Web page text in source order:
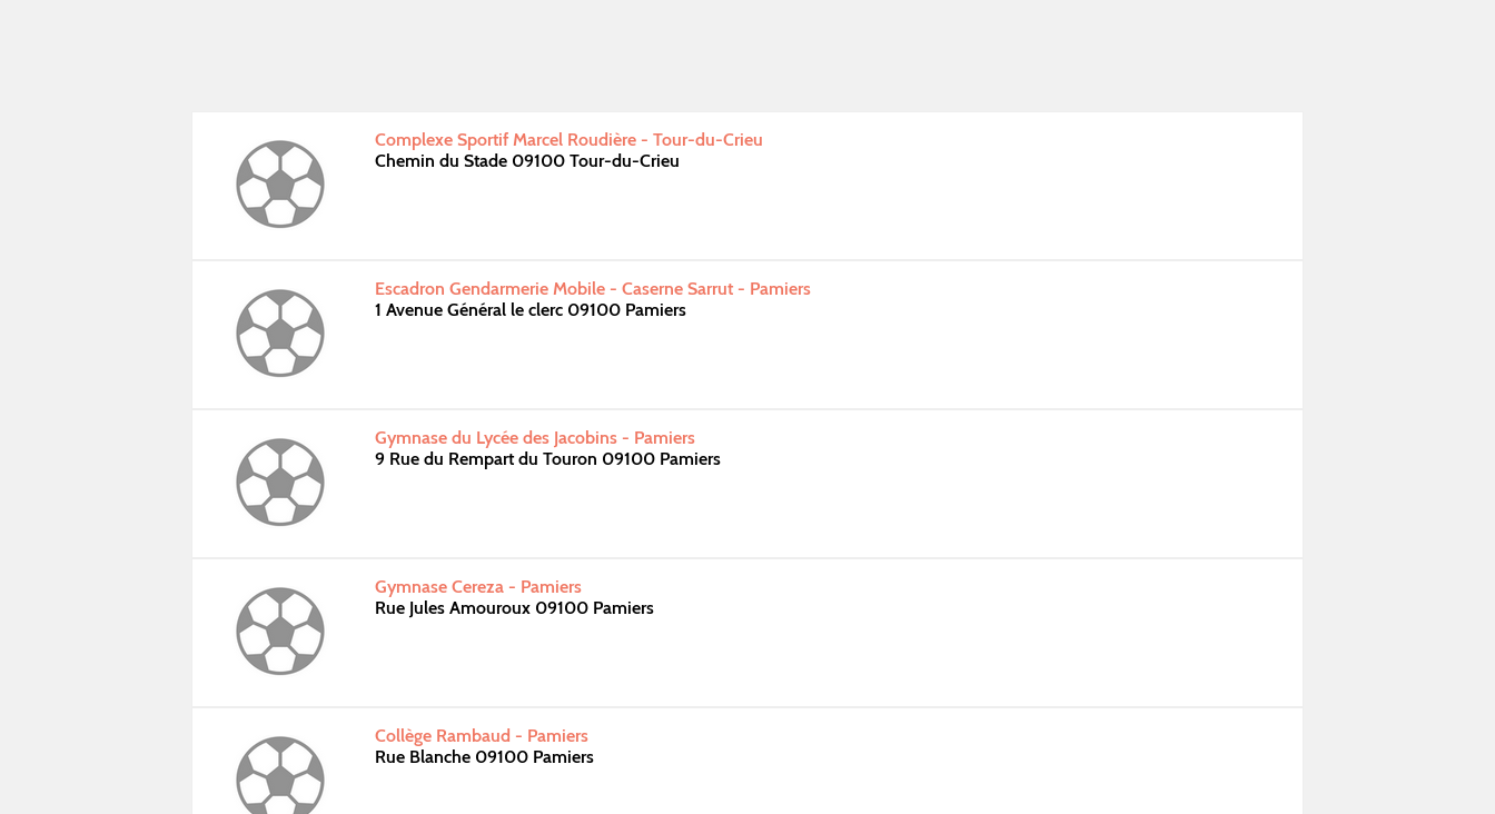
Complexe Sportif Marcel Roudière - Tour-du-Crieu
Chemin du Stade 09100 Tour-du-Crieu
Escadron Gendarmerie Mobile - Caserne Sarrut - Pamiers
1 Avenue Général le clerc 09100 Pamiers
Gymnase du Lycée des Jacobins - Pamiers
9 Rue du Rempart du Touron 09100 Pamiers
Gymnase Cereza - Pamiers
Rue Jules Amouroux 09100 Pamiers
Collège Rambaud - Pamiers
Rue Blanche 09100 Pamiers